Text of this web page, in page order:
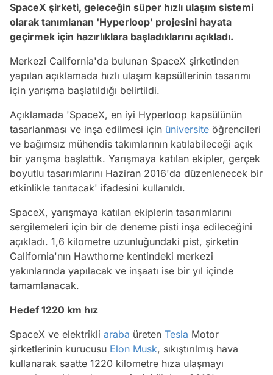
SpaceX şirketi, geleceğin süper hızlı ulaşım sistemi
olarak tanımlanan 'Hyperloop' projesini hayata
geçirmek için hazırlıklara başladıklarını açıkladı.
Merkezi California'da bulunan SpaceX şirketinden
yapılan açıklamada hızlı ulaşım kapsüllerinin tasarımı
için yarışma başlatıldığı belirtildi.
Açıklamada 'SpaceX, en iyi Hyperloop kapsülünün
tasarlanması ve inşa edilmesi için üniversite öğrencileri
ve bağımsız mühendis takımlarının katılabileceği açık
bir yarışma başlattık. Yarışmaya katılan ekipler, gerçek
boyutlu tasarımlarını Haziran 2016'da düzenlenecek bir
etkinlikle tanıtacak' ifadesini kullanıldı.
SpaceX, yarışmaya katılan ekiplerin tasarımlarını
sergilemeleri için bir de deneme pisti inşa edileceğini
açıkladı. 1,6 kilometre uzunluğundaki pist, şirketin
California'nın Hawthorne kentindeki merkezi
yakınlarında yapılacak ve inşaatı ise bir yıl içinde
tamamlanacak.
Hedef 1220 km hız
SpaceX ve elektrikli araba üreten Tesla Motor
şirketlerinin kurucusu Elon Musk, sıkıştırılmış hava
kullanarak saatte 1220 kilometre hıza ulaşmayı